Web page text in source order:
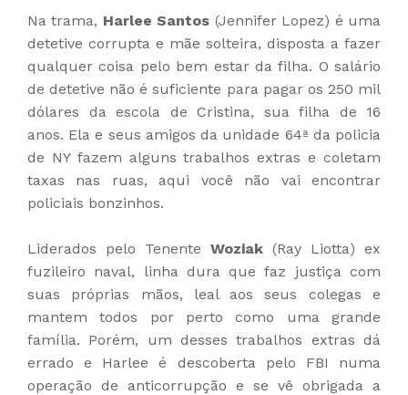
Na trama, Harlee Santos (Jennifer Lopez) é uma
detetive corrupta e mãe solteira, disposta a fazer
qualquer coisa pelo bem estar da filha. O salário
de detetive não é suficiente para pagar os 250 mil
dólares da escola de Cristina, sua filha de 16
anos. Ela e seus amigos da unidade 64ª da policia
de NY fazem alguns trabalhos extras e coletam
taxas nas ruas, aqui você não vai encontrar
policiais bonzinhos.
Liderados pelo Tenente Woziak (Ray Liotta) ex
fuzileiro naval, linha dura que faz justiça com
suas próprias mãos, leal aos seus colegas e
mantem todos por perto como uma grande
família. Porém, um desses trabalhos extras dá
errado e Harlee é descoberta pelo FBI numa
operação de anticorrupção e se vê obrigada a